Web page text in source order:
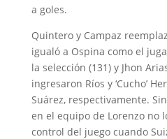
a goles.
Quintero y Campaz
igualó a Ospina como el
la selección (131) y Jhon
ingresaron Ríos y ‘Cucho’
Suárez, respectivamente.
en el equipo de Lorenzo no
control del juego cuando